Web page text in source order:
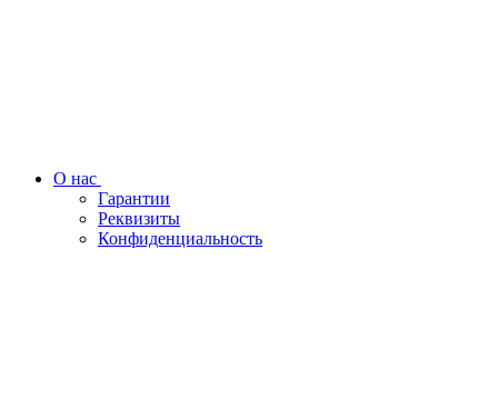
О нас
Гарантии
Реквизиты
Конфиденциальность